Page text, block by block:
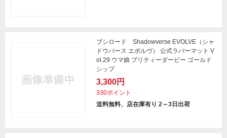
ブシロード Shadowverse EVOLVE（シャ
ドウバース エボルヴ） 公式ラバーマット V
ol.29 ウマ娘 プリティーダービー ゴールド
シップ
3,300円
330ポイント
送料無料、店在庫有り 2～3日出荷